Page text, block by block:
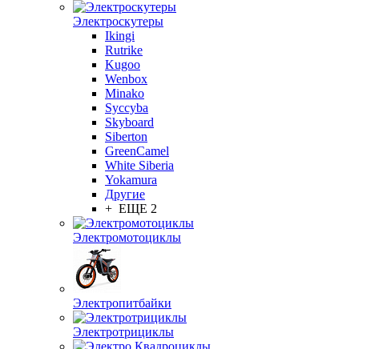
Электроскутеры
Ikingi
Rutrike
Kugoo
Wenbox
Minako
Syccyba
Skyboard
Siberton
GreenCamel
White Siberia
Yokamura
Другие
+ ЕЩЕ 2
Электромотоциклы
Электропитбайки
Электротрициклы